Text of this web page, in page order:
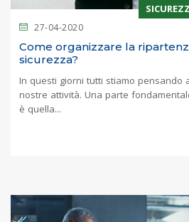
27-04-2020
Come organizzare la
sicurezza?
In questi giorni tutti stiamo pensando
nostre attività. Una parte
è quella...